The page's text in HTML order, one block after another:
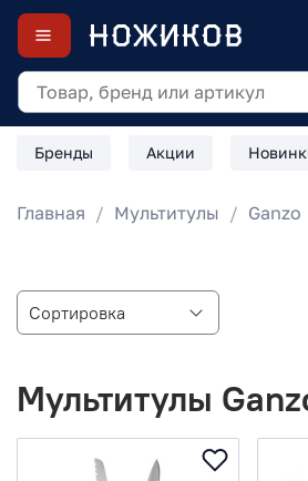
Бренды Акции
Главная Мультитулы Ganzo
Мультитулы